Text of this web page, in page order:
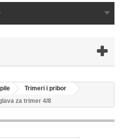
Trimeri i pribor
za trimer 4/8